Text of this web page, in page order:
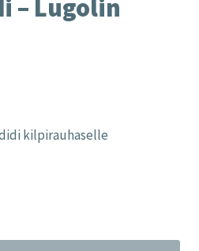
– Lugolin
kilpirauhaselle